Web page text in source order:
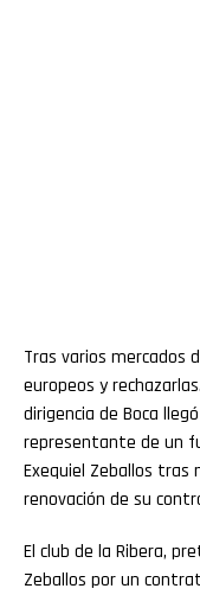
Tras varios mercados
europeos y
dirigencia de Boca
representante de un
Exequiel Zeballos tras
renovación de su
El club de la Ribera,
Zeballos por un